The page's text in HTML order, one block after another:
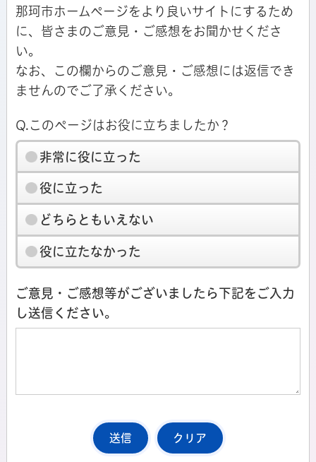
那珂市ホームページをより良いサイトにするため
に、皆さまのご意見・ご感想をお聞かせくださ
い。
なお、この欄からのご意見・ご感想には返信でき
ませんのでご了承ください。
Q.このページはお役に立ちましたか？
非常に役に立った
役に立った
どちらともいえない
役に立たなかった
ご意見・ご感想等がございましたら下記をご入力
し送信ください。